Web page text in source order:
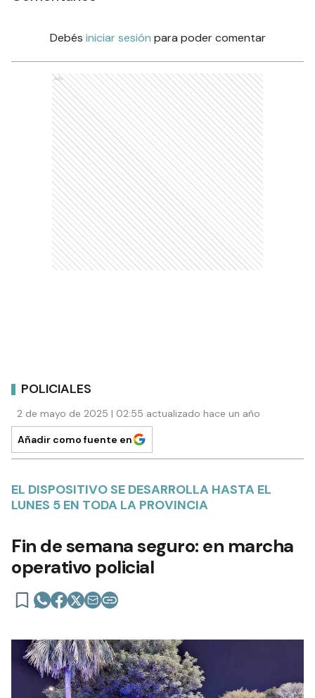
Debés iniciar sesión para poder comentar
Ads
POLICIALES
2 de mayo de 2025 | 02:55 actualizado hace un año
Añadir como fuente en
EL DISPOSITIVO SE DESARROLLA HASTA EL
LUNES 5 EN TODA LA PROVINCIA
Fin de semana seguro: en marcha
operativo policial